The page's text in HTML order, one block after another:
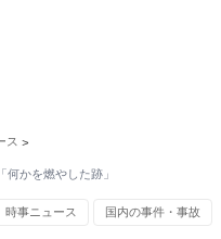
ス >
かを燃やした跡」
時事ニュース 国内の事件・事故